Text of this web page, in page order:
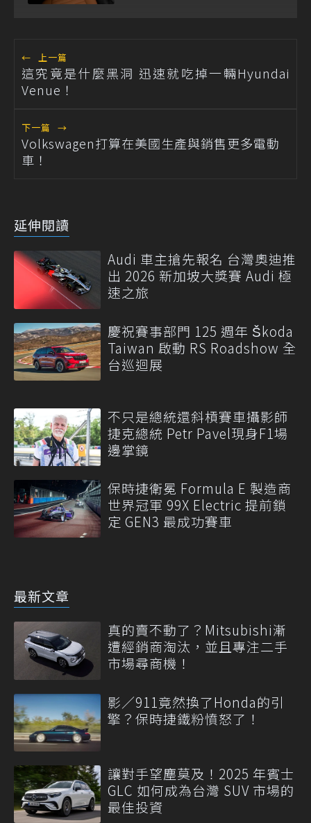
← 上一篇
這究竟是什麼黑洞 迅速就吃掉一輛Hyundai
Venue！
下一篇 →
Volkswagen打算在美國生產與銷售更多電動
車！
延伸閱讀
Audi 車主搶先報名 台灣奧迪推
出 2026 新加坡大獎賽 Audi 極
速之旅
慶祝賽事部門 125 週年 Škoda
Taiwan 啟動 RS Roadshow 全
台巡迴展
不只是總統還斜槓賽車攝影師
捷克總統 Petr Pavel現身F1場
邊掌鏡
保時捷衛冕 Formula E 製造商
世界冠軍 99X Electric 提前鎖
定 GEN3 最成功賽車
最新文章
真的賣不動了？Mitsubishi漸
遭經銷商淘汰，並且專注二手
市場尋商機！
影／911竟然換了Honda的引
擎？保時捷鐵粉憤怒了！
讓對手望塵莫及！2025 年賓士
GLC 如何成為台灣 SUV 市場的
最佳投資